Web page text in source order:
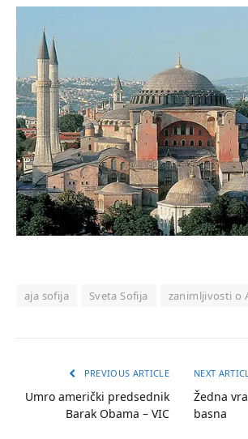
aja sofija Sveta Sofija zanimljivosti o
PREVIOUS ARTICLE
Umro američki predsednik
Barak Obama – VIC
NEXT
Žedna
basna